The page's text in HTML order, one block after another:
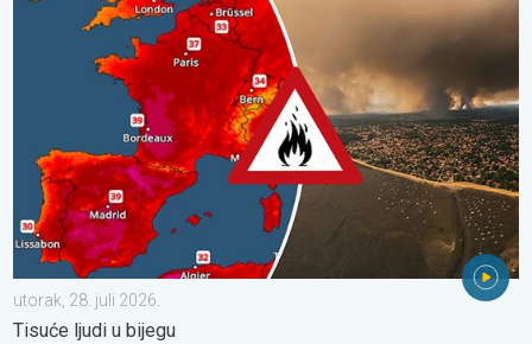
Veliki požari u jugozapadnoj Europi. Tisuće ljudi u bijegu. . .
utorak, 28. juli 2026.
Tisuće ljudi u bijegu